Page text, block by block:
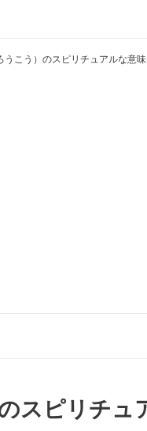
うこう）のスピリチュアルな意
スピリチュ